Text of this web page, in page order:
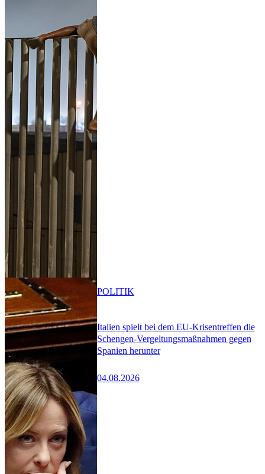
Italien spielt bei dem EU-Krisentreffen die
Schengen-Vergeltungsmaßnahmen gegen
Spanien herunter
04.08.2026
POLITIK